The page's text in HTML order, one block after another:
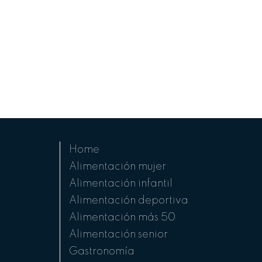
Home
Alimentación mujer
Alimentación infantil
Alimentación deportiva
Alimentación más 50
Alimentación senior
Gastronomía